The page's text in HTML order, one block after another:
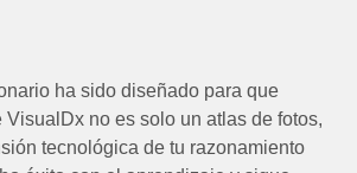
ha sido diseñado para que
VisualDx no es solo un atlas de fotos,
tecnológica de tu razonamiento